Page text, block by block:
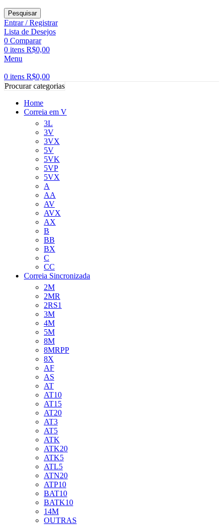
Pesquisar
Entrar / Registrar
Lista de Desejos
0 Comparar
0 itens R$0,00
Menu
0 itens R$0,00
Procurar categorias
Home
Correia em V
3L
3V
3VX
5V
5VK
5VP
5VX
A
AA
AV
AVX
AX
B
BB
BX
C
CC
Correia Sincronizada
2M
2MR
2RS1
3M
4M
5M
8M
8MRPP
8X
AF
AS
AT
AT10
AT15
AT20
AT3
AT5
ATK
ATK20
ATK5
ATL5
ATN20
ATP10
BAT10
BATK10
14M
OUTRAS